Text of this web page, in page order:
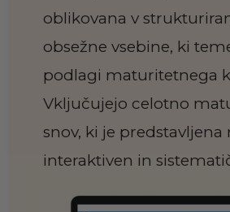
oblikovana v
obsežne vsebine, ki
podlagi maturitetnega
Vključujejo celotno
snov, ki je predstavljena
interaktiven in